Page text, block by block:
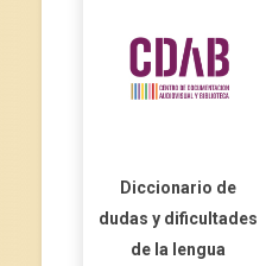
Diccionario de
dudas y dificultades
de la lengua